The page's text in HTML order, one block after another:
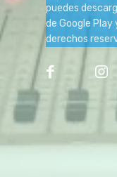
puedes
de Google Play
derechos